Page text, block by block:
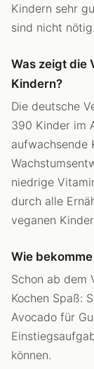
Kindern sehr
sind nicht nötig.
Was zeigt die
Kindern?
Die deutsche
390 Kinder im
aufwachsende
niedrige
durch alle
veganen
Wie
Schon ab dem
Kochen Spaß:
Avocado für
können.